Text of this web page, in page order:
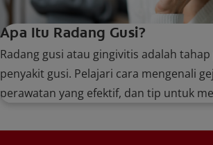
Apa Itu Radang Gusi?
Radang gusi atau gingivitis adalah
penyakit gusi. Pelajari cara mengenali
perawatan yang efektif, dan tip untuk